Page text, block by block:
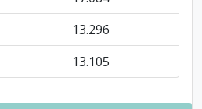
13.296
13.105